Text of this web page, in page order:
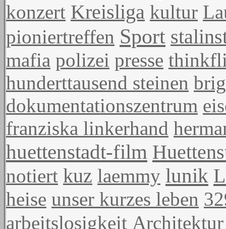
konzert Kreisliga kultur
pioniertreffen Sport
mafia polizei presse
hunderttausend steinen
dokumentationszentrum
franziska linkerhand
huettenstadt-film
notiert kuz laemmy lunik
heise unser kurzes leben
arbeitslosigkeit Architektur